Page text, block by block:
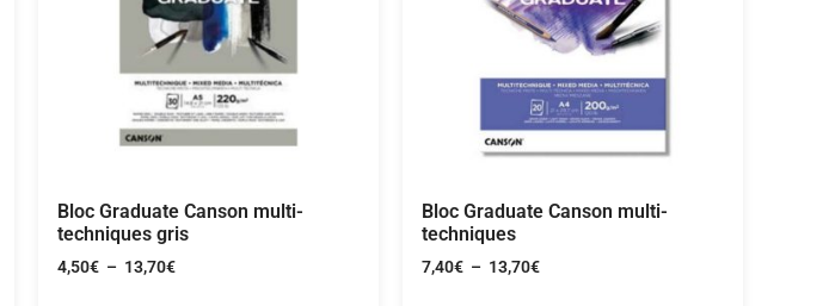
Bloc Graduate Canson multi-
techniques gris
4,50€ – 13,70€
Bloc Graduate Canson multi-
techniques
7,40€ – 13,70€